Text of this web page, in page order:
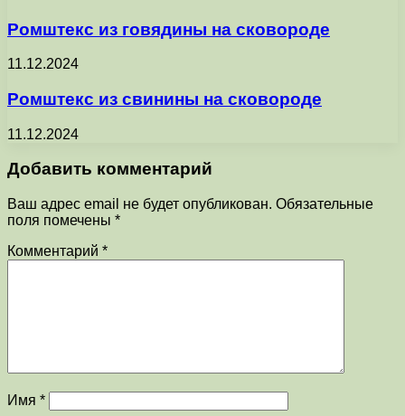
Ромштекс из говядины на сковороде
11.12.2024
Ромштекс из свинины на сковороде
11.12.2024
Добавить комментарий
Ваш адрес email не будет опубликован. Обязательные
поля помечены *
Комментарий *
Имя *